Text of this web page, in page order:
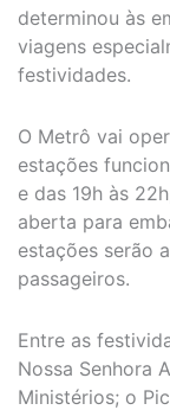
determinou às
viagens
festividades.
O Metrô vai
estações
e das 19h às
aberta para
estações serão
passageiros.
Entre as
Nossa Senhora
Ministérios; o